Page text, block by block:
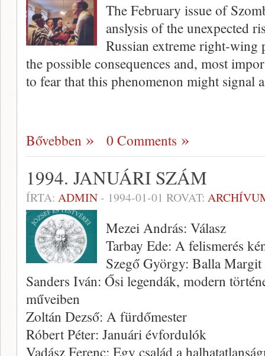
The February issue of
anslysis of the unexpected
Russian extreme right-wing
the possible consequences and, most
to fear that this phenomenon might signal
Bővebben 0 Comments
1994. JANUÁRI SZÁM
ÍRTA: ADMIN- 1994-01-01 ROVAT:
Mezei András: Válasz
Tarbay Ede: A felismerés
Szegő György: Balla
Sanders Iván: Ősi legendák, modern
műveiben
Zoltán Dezső: A fürdőmester
Róbert Péter: Januári évfordulók
Vadász Ferenc: Egy család a